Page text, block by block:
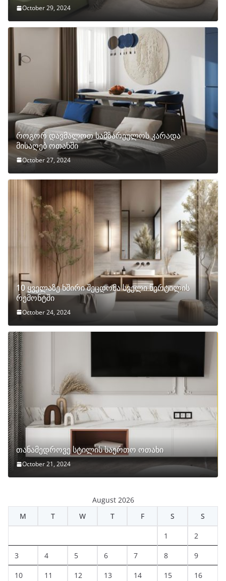
October 29, 2024
როგორ დავმალოთ სამზარეულოს კარადა
მისაღებ ოთახში
October 27, 2024
10 ყველაზე ხშირი შეცდომა სველი წერტილის
რემონტში
October 24, 2024
თანამედროვე სტილის საერთო ოთახი
October 21, 2024
August 2026
M
T W T F S S
1 2
3 4 5 6 7 8 9
10 11 12 13 14 15 16